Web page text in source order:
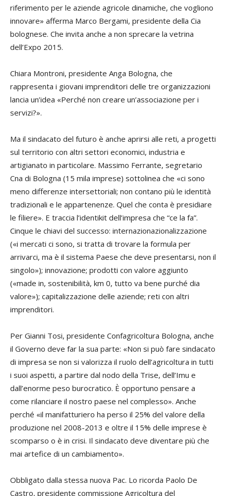
riferimento per le aziende agricole dinamiche, che vogliono
innovare» afferma Marco Bergami, presidente della Cia
bolognese. Che invita anche a non sprecare la vetrina
dell’Expo 2015.
Chiara Montroni, presidente Anga Bologna, che
rappresenta i giovani imprenditori delle tre organizzazioni
lancia un’idea «Perché non creare un’associazione per i
servizi?».
Ma il sindacato del futuro è anche aprirsi alle reti, a progetti
sul territorio con altri settori economici, industria e
artigianato in particolare. Massimo Ferrante, segretario
Cna di Bologna (15 mila imprese) sottolinea che «ci sono
meno differenze intersettoriali; non contano più le identità
tradizionali e le appartenenze. Quel che conta è presidiare
le filiere». E traccia l’identikit dell’impresa che “ce la fa”.
Cinque le chiavi del successo: internazionazionalizzazione
(«i mercati ci sono, si tratta di trovare la formula per
arrivarci, ma è il sistema Paese che deve presentarsi, non il
singolo»); innovazione; prodotti con valore aggiunto
(«made in, sostenibilità, km 0, tutto va bene purché dia
valore»); capitalizzazione delle aziende; reti con altri
imprenditori.
Per Gianni Tosi, presidente Confagricoltura Bologna, anche
il Governo deve far la sua parte: «Non si può fare sindacato
di impresa se non si valorizza il ruolo dell’agricoltura in tutti
i suoi aspetti, a partire dal nodo della Trise, dell’Imu e
dall’enorme peso burocratico. È opportuno pensare a
come rilanciare il nostro paese nel complesso». Anche
perché «il manifatturiero ha perso il 25% del valore della
produzione nel 2008-2013 e oltre il 15% delle imprese è
scomparso o è in crisi. Il sindacato deve diventare più che
mai artefice di un cambiamento».
Obbligato dalla stessa nuova Pac. Lo ricorda Paolo De
Castro, presidente commissione Agricoltura del